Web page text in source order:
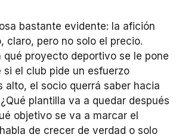
bastante evidente: la afición
claro, pero no solo el precio.
qué proyecto deportivo se le pone
si el club pide un esfuerzo
alto, el socio querrá saber hacia
plantilla va a quedar después
objetivo se va a marcar el
de crecer de verdad o solo